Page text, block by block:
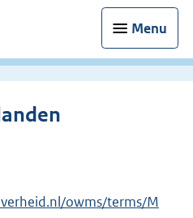
Menu
owms/terms/M